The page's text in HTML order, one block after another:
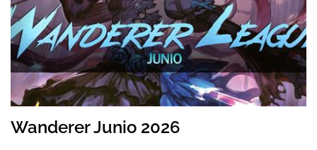
Wanderer Junio 2026